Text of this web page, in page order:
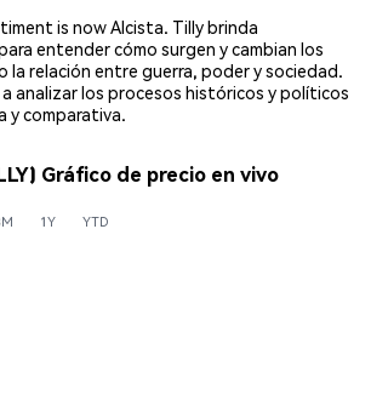
is now Alcista. Tilly brinda
entender cómo surgen y cambian los
la relación entre guerra, poder y sociedad.
analizar los procesos históricos y políticos
y comparativa.
Gráfico de precio en vivo
1Y YTD